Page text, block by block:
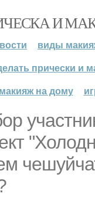
И
виды
прически и
на дому